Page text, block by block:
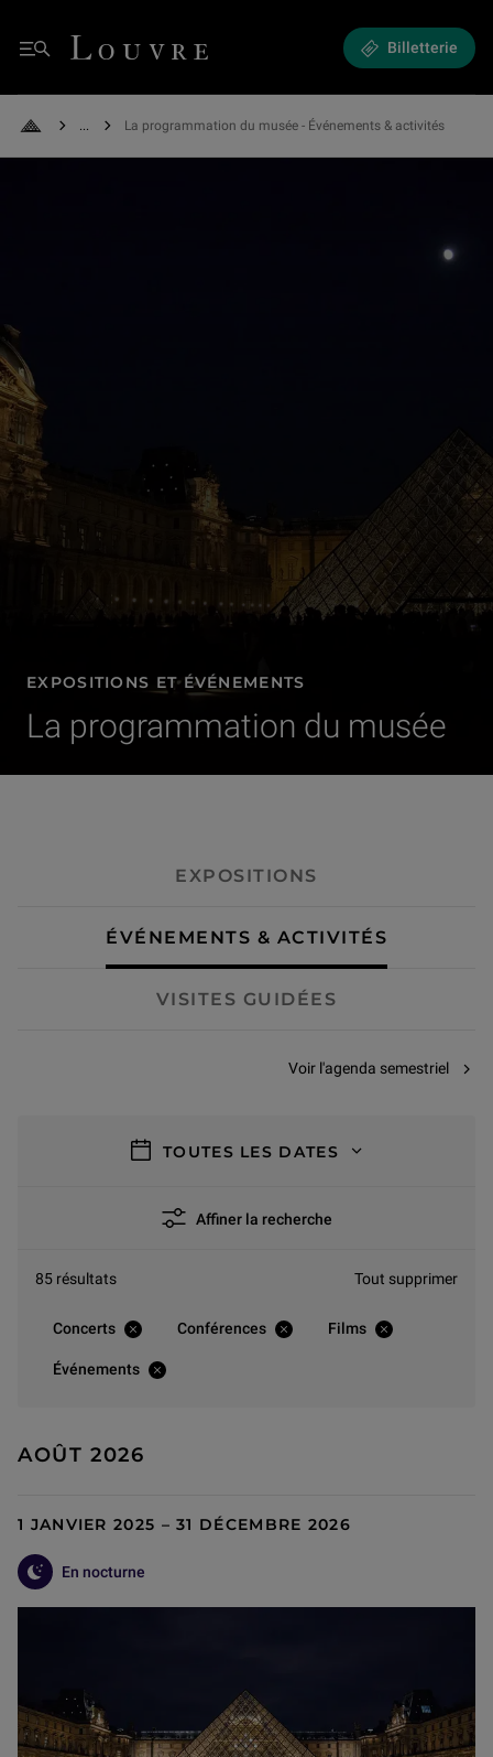
Menu
Louvre - Retour à l'accueil Billetterie
Retour à l'accueil
See all breadcrumbs
La programmation du musée - Événements & activités
EXPOSITIONS ET ÉVÉNEMENTS
La programmation du musée
EXPOSITIONS
ÉVÉNEMENTS & ACTIVITÉS
VISITES GUIDÉES
Voir l'agenda semestriel
TOUTES LES DATES
Affiner la recherche
85 résultats Tout supprimer
Concerts Conférences Films
Événements
AOÛT 2026
1 JANVIER 2025 – 31 DÉCEMBRE 2026
En nocturne